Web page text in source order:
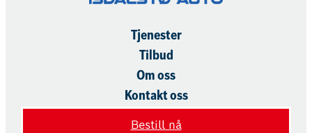
Tjenester
Tilbud
Om oss
Kontakt oss
Bestill nå